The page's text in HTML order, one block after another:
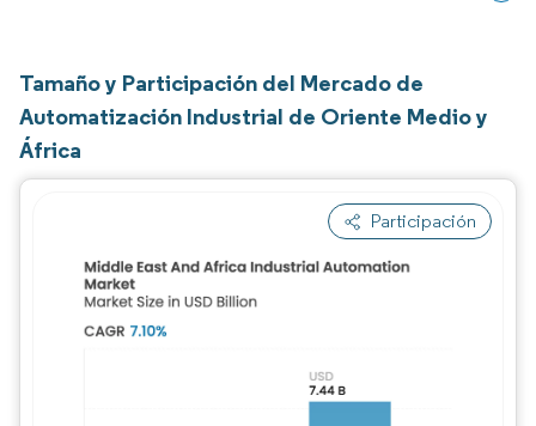
Tamaño y Participación del Mercado de
Automatización Industrial de Oriente Medio y
África
Participación